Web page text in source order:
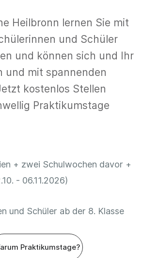
Heilbronn lernen Sie mit
und Schüler
und können sich und Ihr
und mit spannenden
kostenlos Stellen
Praktikumstage
+ zwei Schulwochen davor +
- 06.11.2026)
und Schüler ab der 8. Klasse
Praktikumstage?